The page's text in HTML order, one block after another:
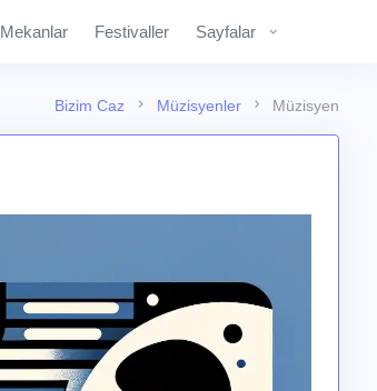
Mekanlar Festivaller Sayfalar
Bizim Caz Müzisyenler Müzisyen